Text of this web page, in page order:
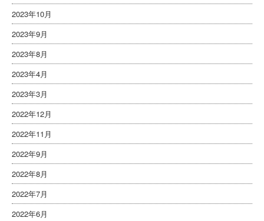
2023年10月
2023年9月
2023年8月
2023年4月
2023年3月
2022年12月
2022年11月
2022年9月
2022年8月
2022年7月
2022年6月